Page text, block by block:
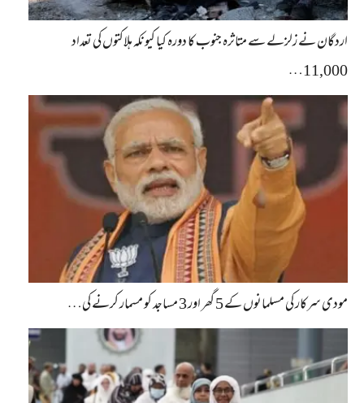
اردگان نے زلزلے سے متاثرہ جنوب کا دورہ کیا کیونکہ ہلاکتوں کی تعداد
11,000…
مودی سرکار کی مسلمانوں کے 5 گھر اور 3 مساجد کو مسمار کرنے کی…